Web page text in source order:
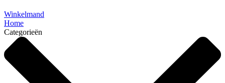
Winkelmand
Home
Categorieën